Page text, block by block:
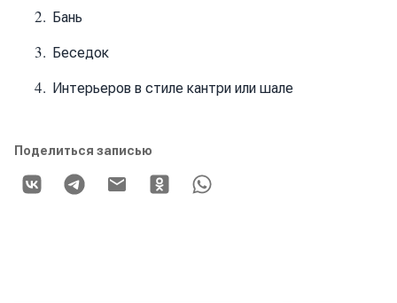
Бань
Беседок
Интерьеров в стиле кантри или шале
Поделиться записью